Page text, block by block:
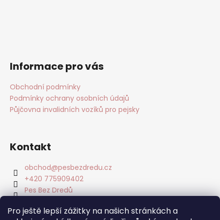
Pro ještě lepší zážitky na našich stránkách a
Informace pro vás
Obchodní podmínky
Podmínky ochrany osobních údajů
Půjčovna invalidních vozíků pro pejsky
Kontakt
obchod@pesbezdredu.cz
+420 775909402
Pes Bez Dredů
Pes Bez Dredu - Smečka z Mníšku